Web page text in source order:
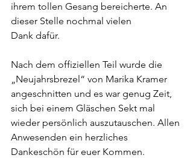
ihrem tollen Gesang bereicherte. An
dieser Stelle nochmal vielen
Dank dafür.
Nach dem offiziellen Teil wurde die
„Neujahrsbrezel“ von Marika Kramer
angeschnitten und es war genug Zeit,
sich bei einem Gläschen Sekt mal
wieder persönlich auszutauschen. Allen
Anwesenden ein herzliches
Dankeschön für euer Kommen.